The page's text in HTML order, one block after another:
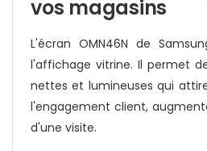
vos magasins
L'écran OMN46N de
l'affichage vitrine. Il permet
nettes et lumineuses qui
l'engagement client,
d'une visite.